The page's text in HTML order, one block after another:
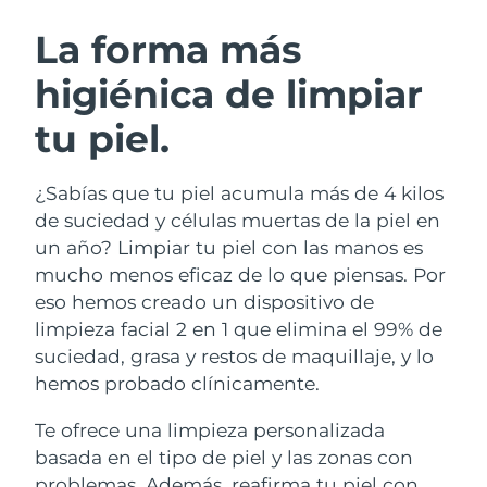
La forma más
higiénica de limpiar
tu piel.
¿Sabías que tu piel acumula más de 4 kilos
de suciedad y células muertas de la piel en
un año? Limpiar tu piel con las manos es
mucho menos eficaz de lo que piensas. Por
eso hemos creado un dispositivo de
limpieza facial 2 en 1 que elimina el 99% de
suciedad, grasa y restos de maquillaje, y lo
hemos probado clínicamente.
Te ofrece una limpieza personalizada
basada en el tipo de piel y las zonas con
Limpieza facial
Anti-aging massage
LUNA™ 4 Plus
Massage, LED heating
LUNA™ 4 Men
Microcurrent toning
BEAR™ 2 go
Microcurrent toning on-the-go
BEAR™ 2 eyes & lips
Hidratación
UFO™ 3 pack
Deep facial hydration
Near-infrared and red light therapy
device
Cuidado bucal
issa™ 4
Hybrid silicone sonic toothbrush
Smart hybrid silicone sonic toothbrush
TRATAMIENTO ANTIEDAD FAQ™
Antiedad Tratamientos LED
NEW
Austria
Baréin Entrega prevista8/10/26
Bélgica
Bermudas Entrega prevista 8/15/26
Bosnia y Herzegovina Entrega prevista
Brunéi Entrega prevista
Bulgaria Entrega prevista8/9/26
Canadá Entrega prevista
Chile Entrega prevista